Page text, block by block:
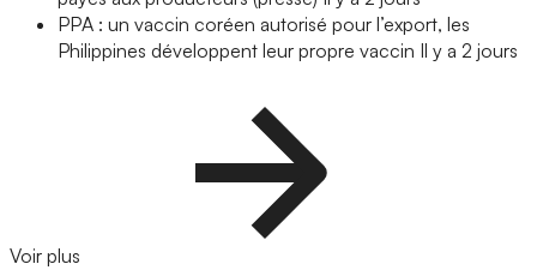
PPA : un vaccin coréen autorisé pour l’export, les
Philippines développent leur propre vaccin Il y a 2 jours
Voir plus